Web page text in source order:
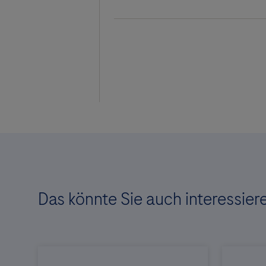
Das könnte Sie auch